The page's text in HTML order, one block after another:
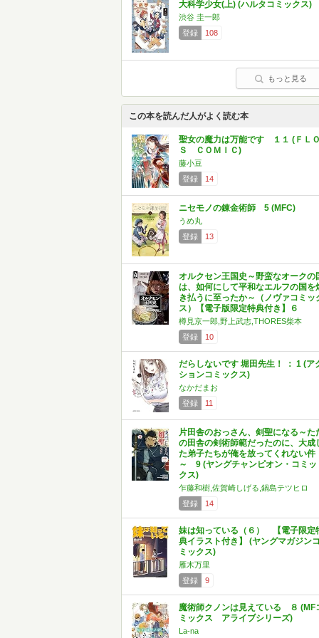
大科学少女(上) (ハルタコミックス)
渋谷 圭一郎
登録
108
もっと見る
この本を読んだ人がよく読む本
聖女の魔力は万能です １１ (ＦＬＯ
Ｓ ＣＯＭＩＣ)
藤小豆
登録
14
ニセモノの錬金術師 5 (MFC)
うめ丸
登録
13
オルクセン王国史～野蛮なオークの
は、如何にして平和なエルフの国を
き払うに至ったか～（ノヴァコミッ
ス）【電子版限定特典付き】６
樽見京一郎,野上武志,THORES柴本
登録
10
だらしないです 堀田先生！ ： 1 (ア
ションコミックス)
なかだまお
登録
11
片田舎のおっさん、剣聖になる～た
の田舎の剣術師範だったのに、大成
た弟子たちが俺を放ってくれない件
～ 9 (ヤングチャンピオン・コミッ
クス)
乍藤和樹,佐賀崎しげる,鍋島テツヒロ
登録
14
妹は知っている（６） 【電子限定
典イラスト付き】 (ヤングマガジンコ
ミックス)
雁木万里
登録
9
魔術師クノンは見えている ８ (MF
ミックス アライブシリーズ)
La-na